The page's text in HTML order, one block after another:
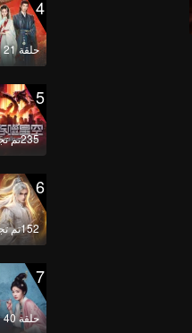
4
حلقة 21
5
235تم تجديد الحلقة
6
152تم تجديد الحلقة
7
حلقة 40